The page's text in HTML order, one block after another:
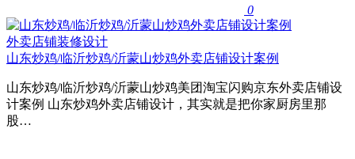
0
外卖店铺装修设计
山东炒鸡/临沂炒鸡/沂蒙山炒鸡外卖店铺设计案例
山东炒鸡/临沂炒鸡/沂蒙山炒鸡美团淘宝闪购京东外卖店铺设
计案例 山东炒鸡外卖店铺设计，其实就是把你家厨房里那
股…